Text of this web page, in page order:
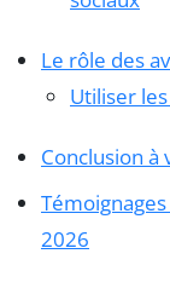
Le rôle des
Utiliser
Conclusion à
2026